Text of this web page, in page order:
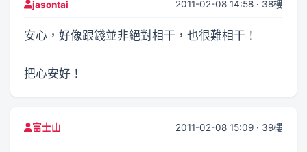
jasontai 2011-02-08 14:58 · 38樓
安心，好像跟錢並非絕對相干，也很難相干！
把心安好！
富士山 2011-02-08 15:09 · 39樓